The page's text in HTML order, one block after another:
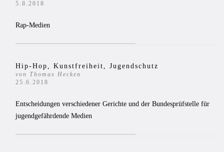
5.8.2018
Rap-Medien
Hip-Hop, Kunstfreiheit, Jugendschutz
von Thomas Hecken
25.6.2018
Entscheidungen verschiedener Gerichte und der Bundesprüfstelle für
jugendgefährdende Medien